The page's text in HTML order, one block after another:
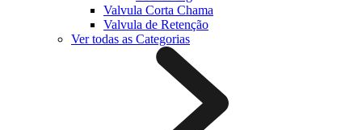
Valvula Corta Chama
Valvula de Retenção
Ver todas as Categorias